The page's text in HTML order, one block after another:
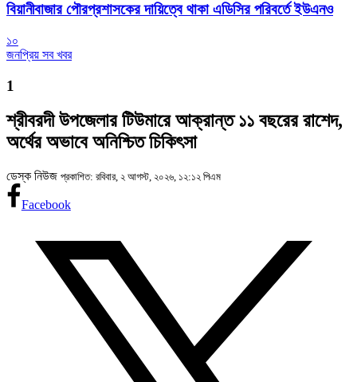
বিয়ানীবাজার পৌরপ্রশাসকের দায়িত্বে থাকা এডিসির পরিবর্তে ইউএনও
১০
জনপ্রিয় সব খবর
1
শ্রীবরদী উপজেলার টিউমারে আক্রান্ত ১১ বছরের রাশেদ,
অর্থের অভাবে অনিশ্চিত চিকিৎসা
ডেস্ক নিউজ প্রকাশিত: রবিবার, ২ আগস্ট, ২০২৬, ১২:১২ পিএম
Facebook